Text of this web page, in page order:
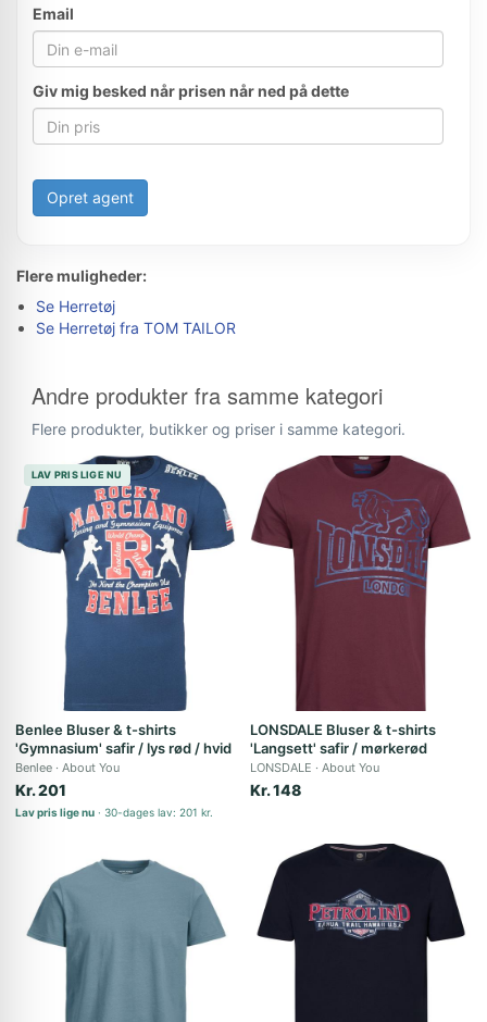
Email
Giv mig besked når prisen når ned på dette
Opret agent
Flere muligheder:
Se Herretøj
Se Herretøj fra TOM TAILOR
Andre produkter fra samme kategori
Flere produkter, butikker og priser i samme kategori.
LAV PRIS LIGE NU
Benlee Bluser & t-shirts
'Gymnasium' safir / lys rød / hvid
Benlee About You
Kr. 201
Lav pris lige nu 30-dages lav: 201 kr.
LONSDALE Bluser & t-shirts
'Langsett' safir / mørkerød
LONSDALE About You
Kr. 148